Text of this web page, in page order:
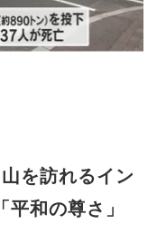
を訪れるイン
和の尊さ」